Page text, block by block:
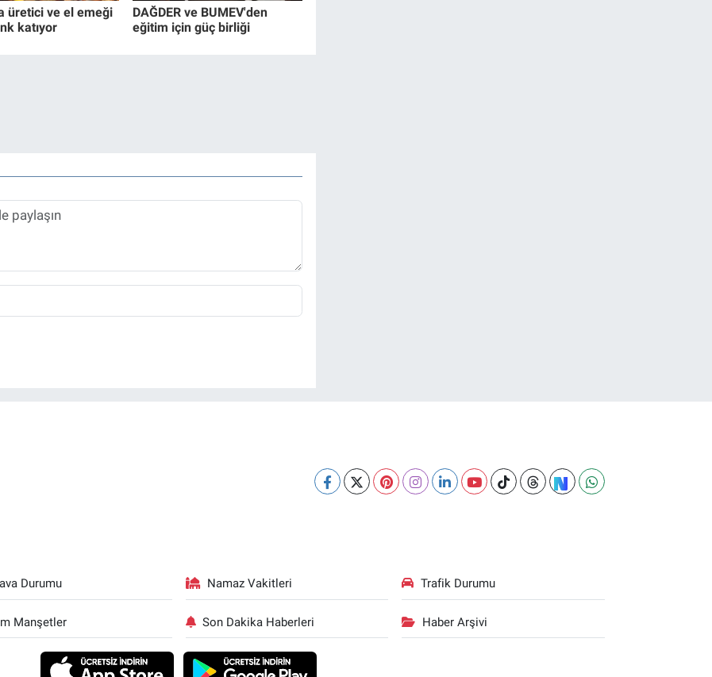
üretici ve el emeği
katıyor
DAĞDER ve BUMEV'den
eğitim için güç birliği
Durumu Namaz Vakitleri Trafik Durumu
Manşetler Son Dakika Haberleri Haber Arşivi